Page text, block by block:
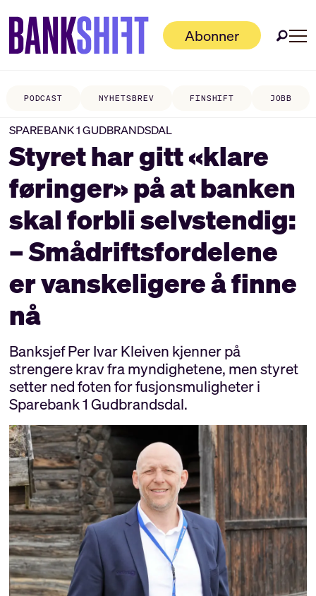
Abonner
PODCAST NYHETSBREV FINSHIFT JOBB
SPAREBANK 1 GUDBRANDSDAL
Styret har gitt «klare
føringer» på at banken
skal forbli selvstendig:
– Smådrifts­fordelene
er vanskeligere å finne
nå
Banksjef Per Ivar Kleiven kjenner på
strengere krav fra myndighetene, men styret
setter ned foten for fusjonsmuligheter i
Sparebank 1 Gudbrandsdal.